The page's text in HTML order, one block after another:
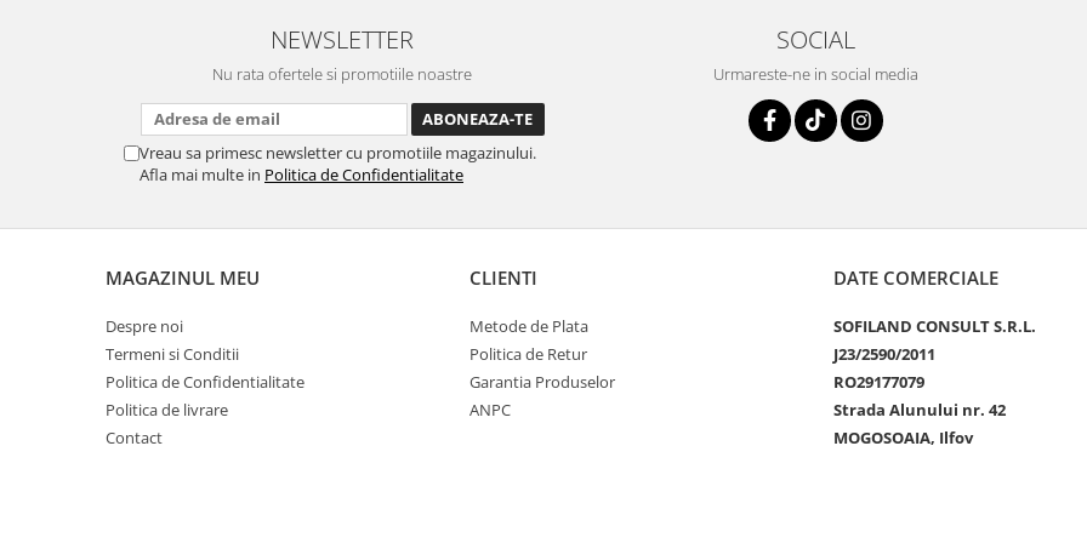
illy
NEWSLETTER
Nu rata ofertele si promotiile noastre
Vreau sa primesc newsletter cu promotiile magazinului.
Afla mai multe in Politica de Confidentialitate
SOCIAL
Urmareste-ne in social media
MAGAZINUL MEU
Despre noi
Termeni si Conditii
Politica de Confidentialitate
Politica de livrare
Contact
CLIENTI
Metode de Plata
Politica de Retur
Garantia Produselor
ANPC
DATE COMERCIALE
SOFILAND CONSULT S.R.L.
J23/2590/2011
RO29177079
Strada Alunului nr. 42
MOGOSOAIA, Ilfov